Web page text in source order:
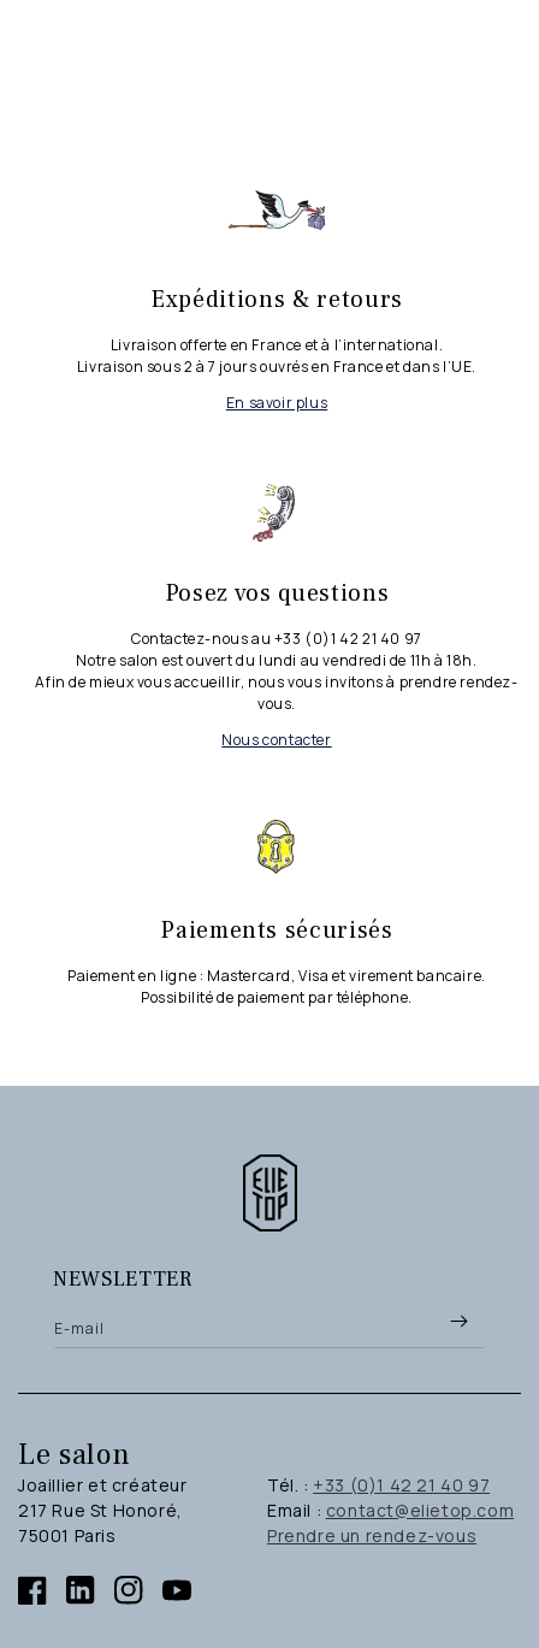
Expéditions & retours
Livraison offerte en France et à l’international.
Livraison sous 2 à 7 jours ouvrés en France et dans l’UE.
En savoir plus
Posez vos questions
Contactez-nous au +33 (0)1 42 21 40 97
Notre salon est ouvert du lundi au vendredi de 11h à 18h.
Afin de mieux vous accueillir, nous vous invitons à prendre rendez-
vous.
Nous contacter
Paiements sécurisés
Paiement en ligne : Mastercard, Visa et virement bancaire.
Possibilité de paiement par téléphone.
NEWSLETTER
E-mail
Le salon
Joaillier et créateur
217 Rue St Honoré,
75001 Paris
FacebookLinkedinInstagramYouTube
Tél. : +33 (0)1 42 21 40 97
Email : contact@elietop.com
Prendre un rendez-vous